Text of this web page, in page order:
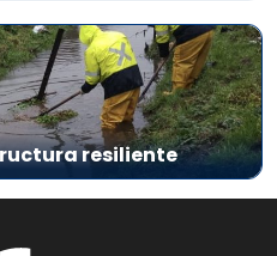
resiliente